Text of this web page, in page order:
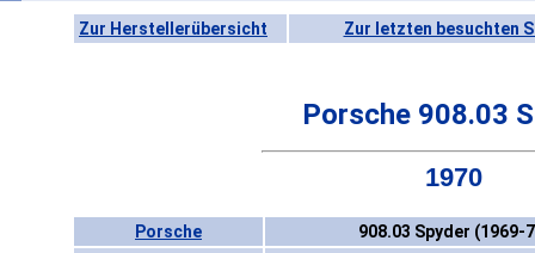
Zur Herstellerübersicht Zur letzten besuchten
Porsche 908.03
1970
Porsche 908.03 Spyder (1969-